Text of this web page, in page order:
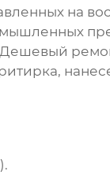
на
Дешевый